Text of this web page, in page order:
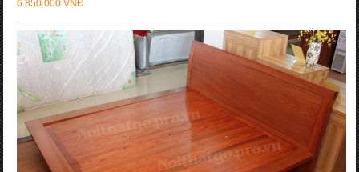
6.850.000 VNĐ